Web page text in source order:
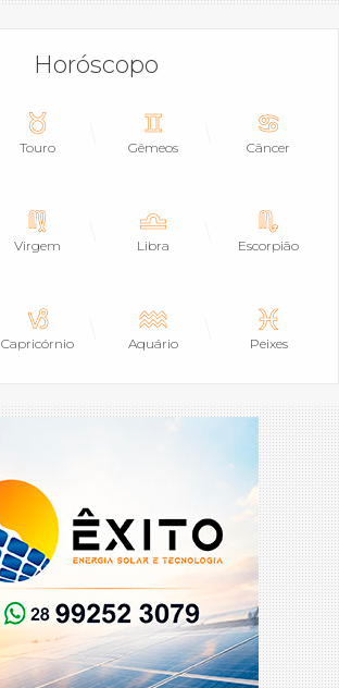
Horóscopo
Touro Gêmeos Câncer
Virgem Libra Escorpião
Capricórnio Aquário Peixes